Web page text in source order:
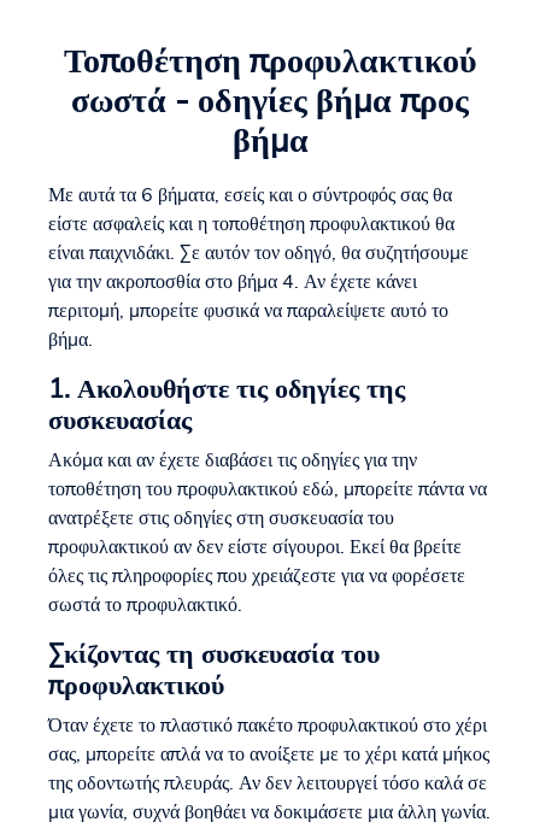
Τοποθέτηση προφυλακτικού
σωστά - οδηγίες βήμα προς
βήμα
Με αυτά τα 6 βήματα, εσείς και ο σύντροφός σας θα
είστε ασφαλείς και η τοποθέτηση προφυλακτικού θα
είναι παιχνιδάκι. Σε αυτόν τον οδηγό, θα συζητήσουμε
για την ακροποσθία στο βήμα 4. Αν έχετε κάνει
περιτομή, μπορείτε φυσικά να παραλείψετε αυτό το
βήμα.
1. Ακολουθήστε τις οδηγίες της
συσκευασίας
Ακόμα και αν έχετε διαβάσει τις οδηγίες για την
τοποθέτηση του προφυλακτικού εδώ, μπορείτε πάντα να
ανατρέξετε στις οδηγίες στη συσκευασία του
προφυλακτικού αν δεν είστε σίγουροι. Εκεί θα βρείτε
όλες τις πληροφορίες που χρειάζεστε για να φορέσετε
σωστά το προφυλακτικό.
Σκίζοντας τη συσκευασία του
προφυλακτικού
Όταν έχετε το πλαστικό πακέτο προφυλακτικού στο χέρι
σας, μπορείτε απλά να το ανοίξετε με το χέρι κατά μήκος
της οδοντωτής πλευράς. Αν δεν λειτουργεί τόσο καλά σε
μια γωνία, συχνά βοηθάει να δοκιμάσετε μια άλλη γωνία.